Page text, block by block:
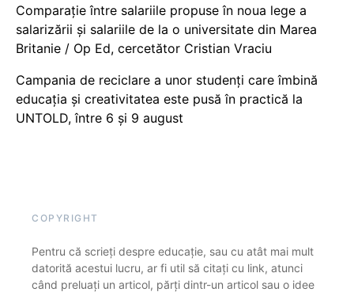
Comparație între salariile propuse în noua lege a
salarizării și salariile de la o universitate din Marea
Britanie / Op Ed, cercetător Cristian Vraciu
Campania de reciclare a unor studenți care îmbină
educația și creativitatea este pusă în practică la
UNTOLD, între 6 și 9 august
COPYRIGHT
Pentru că scrieți despre educație, sau cu atât mai mult
datorită acestui lucru, ar fi util să citați cu link, atunci
când preluați un articol, părți dintr-un articol sau o idee